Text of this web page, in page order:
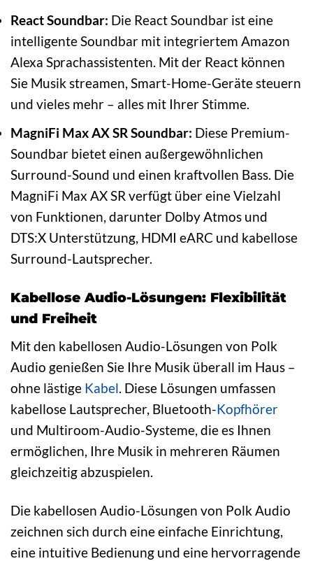
React Soundbar: Die React Soundbar ist eine
intelligente Soundbar mit integriertem Amazon
Alexa Sprachassistenten. Mit der React können
Sie Musik streamen, Smart-Home-Geräte steuern
und vieles mehr – alles mit Ihrer Stimme.
MagniFi Max AX SR Soundbar: Diese Premium-
Soundbar bietet einen außergewöhnlichen
Surround-Sound und einen kraftvollen Bass. Die
MagniFi Max AX SR verfügt über eine Vielzahl
von Funktionen, darunter Dolby Atmos und
DTS:X Unterstützung, HDMI eARC und kabellose
Surround-Lautsprecher.
Kabellose Audio-Lösungen: Flexibilität
und Freiheit
Mit den kabellosen Audio-Lösungen von Polk
Audio genießen Sie Ihre Musik überall im Haus –
ohne lästige Kabel. Diese Lösungen umfassen
kabellose Lautsprecher, Bluetooth-Kopfhörer
und Multiroom-Audio-Systeme, die es Ihnen
ermöglichen, Ihre Musik in mehreren Räumen
gleichzeitig abzuspielen.
Die kabellosen Audio-Lösungen von Polk Audio
zeichnen sich durch eine einfache Einrichtung,
eine intuitive Bedienung und eine hervorragende